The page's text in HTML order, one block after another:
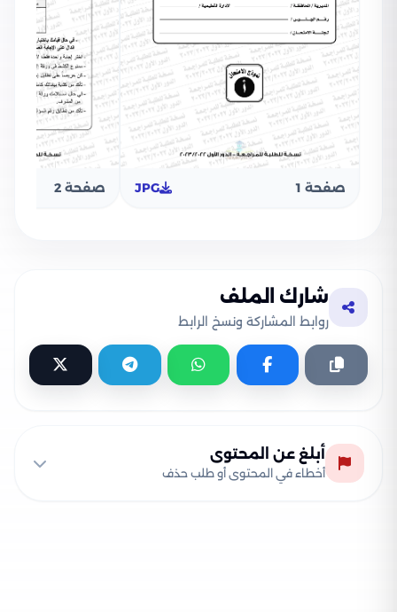
صفحة 1 JPG صفحة 2
شارك الملف
روابط المشاركة ونسخ الرابط
أبلغ عن المحتوى
أخطاء في المحتوى أو طلب حذف